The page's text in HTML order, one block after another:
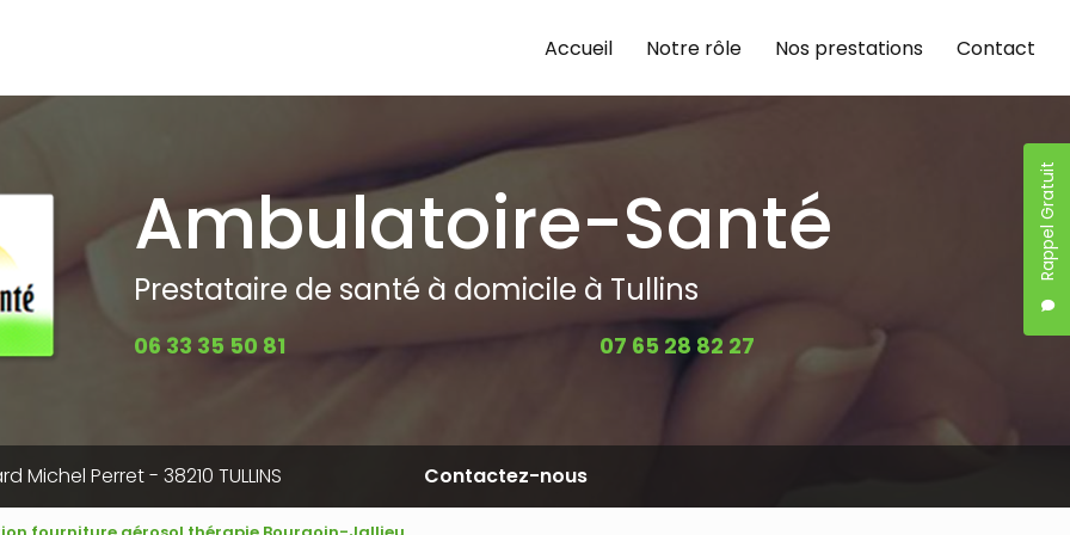
Rappel Gratuit
Accueil
Notre rôle Nos prestations Contact
Ambulatoire-Santé
Prestataire de santé à domicile à Tullins
06 33 35 50 81 07 65 28 82 27
Michel Perret - 38210 TULLINS Contactez-nous